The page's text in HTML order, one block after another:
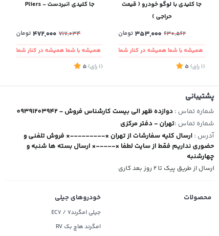
جا کلیدی با لوگو خودرو ( قیمت
حراجی )
630,562
353,000 تومان
همیشه با شما همیشه در کنار شما
(1 رای)
5
جا کلیدی انبردست - Pliers
717,034
472,000 تومان
همیشه با شما همیشه در کنار شما
(1 رای)
5
پشتیبانی
شماره تماس : 09391203942 - دوازده ظهر الی بیست کارشناس فروش
شماره تماس :تهران - دفتر مرکزی
آدرس : ارسال کلیه سفارشات از تهران ×---------× فروش تلفنی و
حضوری نداریم فقط از سایت لطفا ×-----× ارسال بسته ها شنبه و
چهارشنبه
ارسال از طریق پیک تا ۲ روز بعد کاری
محصولات خودروهای جیلی
جیلی امگرند۷ / EC7
امگرند هاچ بک RV